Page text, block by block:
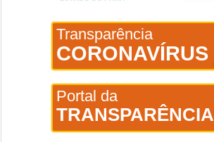
Transparência
CORONAVÍRUS
Portal da
TRANSPARÊNCIA